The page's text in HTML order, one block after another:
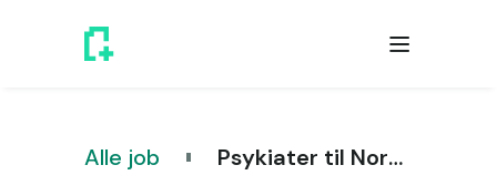
Alle job Psykiater til Norge sommer / Høst 2025